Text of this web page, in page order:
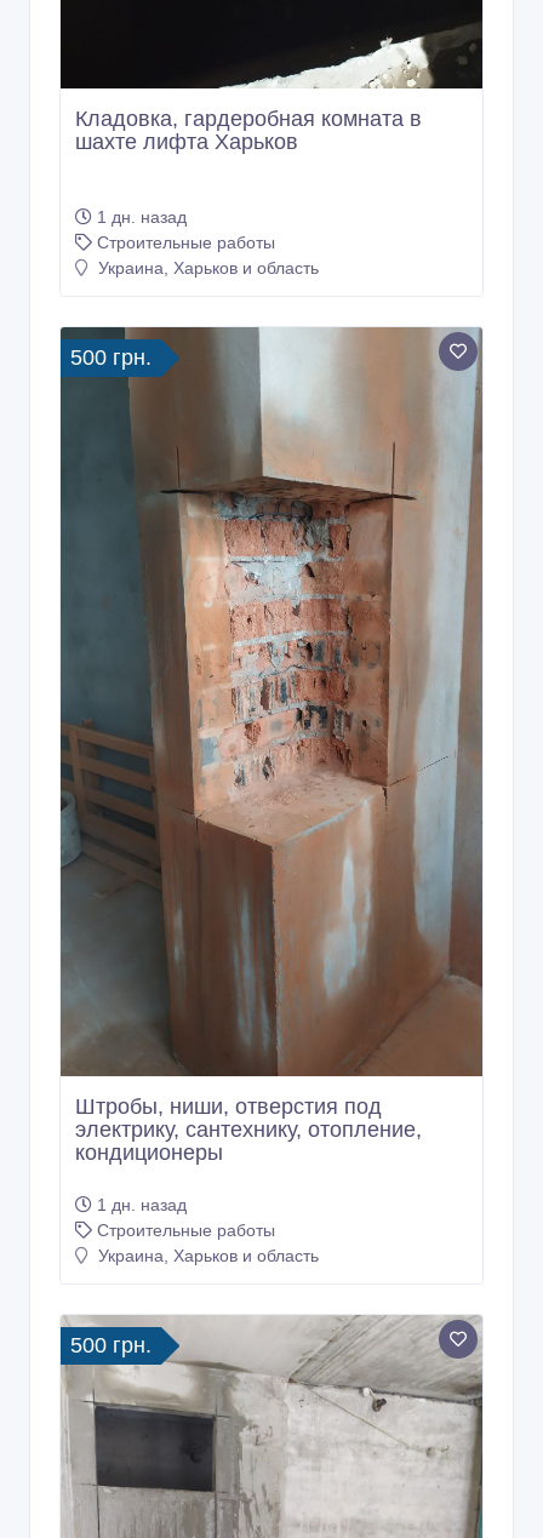
Кладовка, гардеробная комната в
шахте лифта Харьков
1 дн. назад
Строительные работы
Украина, Харьков и область
500 грн.
Штробы, ниши, отверстия под
электрику, сантехнику, отопление,
кондиционеры
1 дн. назад
Строительные работы
Украина, Харьков и область
500 грн.